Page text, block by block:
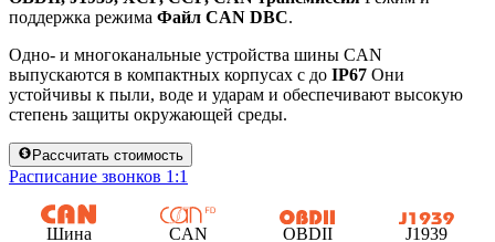
поддержка режима Файл CAN DBC.
Одно- и многоканальные устройства шины CAN
выпускаются в компактных корпусах с до IP67 Они
устойчивы к пыли, воде и ударам и обеспечивают высокую
степень защиты окружающей среды.
Рассчитать стоимость
Расписание звонков 1:1
Шина
CAN
OBDII J1939